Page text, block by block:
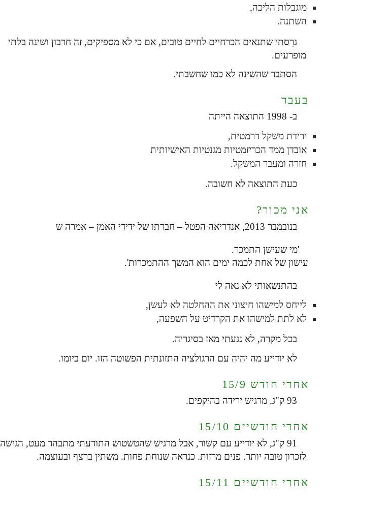
מוגבלות הליכה,
השתנה.
גַרָסתי שתנאים הכרחיים לחיים טובים, אם כי לא מספיקים, זה חרבון ושינה בלתי
מופרעים.
הסתבר שהשינה לא כמו שחשבתי.
בעבר
ב- 1998 התוצאה הייתה
ירידת משקל דרמטית,
אובדן ממד הכריזמטיות מגנטיות האישיותית
חזרה ומעבר המשקל.
כעת התוצאה לא חשובה.
אני מכור?
בנובמבר 2013, אנדריאה הפטל – חברתו של ידידי האמן – אמרה ש
'מי שעישן התמכר.
עישון של אחת לכמה ימים הוא המשך ההתמכרות'.
בהתנשאותי לא נאה לי
לייחס למישהו חיצוני את ההחלטה לא לעשן,
לא לתת למישהו את הקרדיט על השפעה,
בכל מקרה, לא נגעתי מאז בסיגריה.
לא יודייע מה יהיה עם הרגולציה התזונתית הפשוטה הזו. יום ביומו.
אחרי חודש 15/9
93 ק"ג, מרגיש ירידה בהיקפים.
אחרי חודשיים 15/10
91 ק"ג, לא יודייע עם קשור, אבל מרגיש שהטשטוש התודעתי מתבהר מעט, הגישה
לזכרון טובה יותר. פנים מרזות. כנראה שנוחת פחות. משתין ברצף ובעוצמה.
אחרי חודשיים 15/11